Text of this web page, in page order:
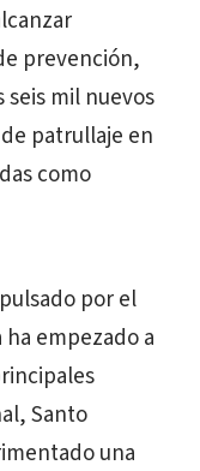
prevención,
mil nuevos
patrullaje en
como
por el
empezado a
Santo
una